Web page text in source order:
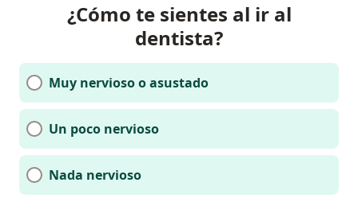
¿Cómo te sientes al ir al
dentista?
Muy nervioso o asustado
Un poco nervioso
Nada nervioso